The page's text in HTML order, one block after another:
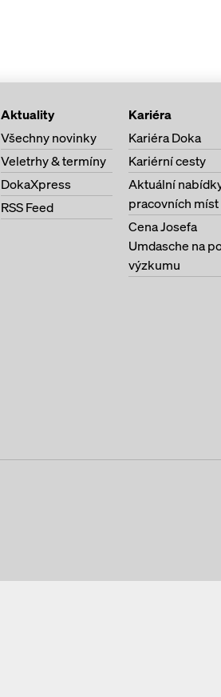
Aktuality
Všechny novinky
Veletrhy & termíny
DokaXpress
RSS Feed
Kariéra
Kariéra Doka
Kariérní cesty
Aktuální
pracovních míst
Cena Josefa
Umdasche na
výzkumu